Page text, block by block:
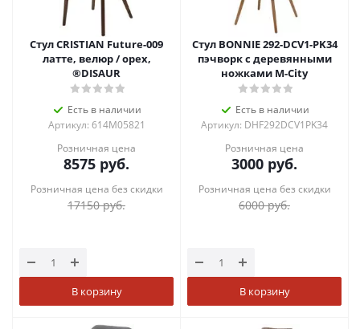
Стул CRISTIAN Future-009
латте, велюр / орех,
®DISAUR
Есть в наличии
Артикул: 614M05821
Розничная цена
8575 руб.
Розничная цена без скидки
17150руб.
В корзину
Стул BONNIE 292-DCV1-PK34
пэчворк с деревянными
ножками М-City
Есть в наличии
Артикул: DHF292DCV1PK34
Розничная цена
3000 руб.
Розничная цена без скидки
6000руб.
В корзину